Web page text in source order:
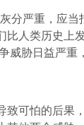
分严重，应
比人类历史上
威胁日益严重
致可怕的后果